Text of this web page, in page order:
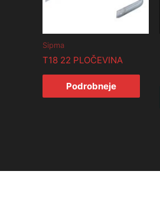
Sipma
T18 22 PLOČEVINA
Podrobneje